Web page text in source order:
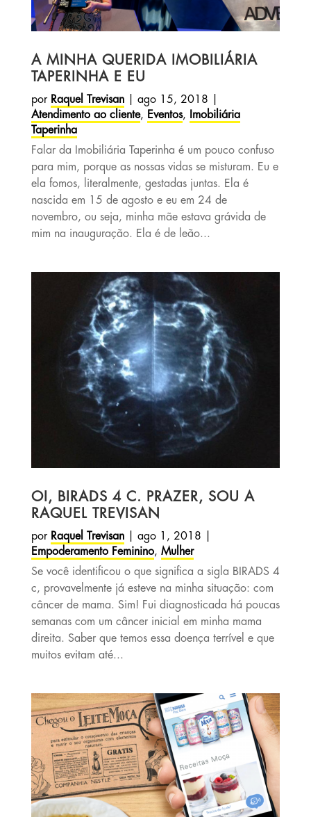
A MINHA QUERIDA IMOBILIÁRIA
TAPERINHA E EU
por Raquel Trevisan| ago 15, 2018
Atendimento ao cliente, Eventos,
Imobiliária
Taperinha
Falar da Imobiliária Taperinha é um pouco confuso
para mim, porque as nossas vidas se misturam. Eu e
ela fomos, literalmente, gestadas juntas. Ela é
nascida em 15 de agosto e eu em 24 de
novembro, ou seja, minha mãe estava grávida de
mim na inauguração. Ela é de leão...
OI, BIRADS 4 C. PRAZER, SOU A
RAQUEL TREVISAN
por Raquel Trevisan| ago 1, 2018
Empoderamento Feminino, Mulher
Se você identificou o que significa a sigla BIRADS 4
c, provavelmente já esteve na minha situação: com
câncer de mama. Sim! Fui diagnosticada há poucas
semanas com um câncer inicial em minha mama
direita. Saber que temos essa doença terrível e que
muitos evitam até...